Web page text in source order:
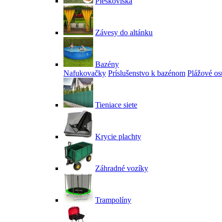
Závesy do altánku
Bazény
Nafukovačky Príslušenstvo k bazénom Plážové
Tieniace siete
Krycie plachty
Záhradné vozíky
Trampolíny